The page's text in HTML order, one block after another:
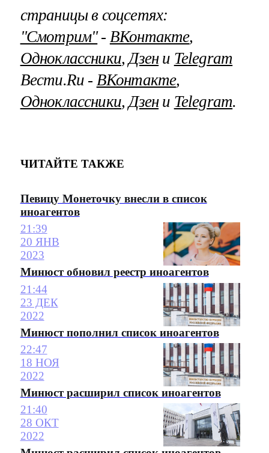
страницы в соцсетях:
"Смотрим"‐ ВКонтакте,
Одноклассники, Дзени Telegram
Вести.Ru ‐ ВКонтакте,
Одноклассники, Дзени Telegram.
ЧИТАЙТЕ ТАКЖЕ
Певицу Монеточку внесли в список
иноагентов
21:39
20 ЯНВ
2023
Минюст обновил реестр иноагентов
21:44
23 ДЕК
2022
Минюст пополнил список иноагентов
22:47
18 НОЯ
2022
Минюст расширил список иноагентов
21:40
28 ОКТ
2022